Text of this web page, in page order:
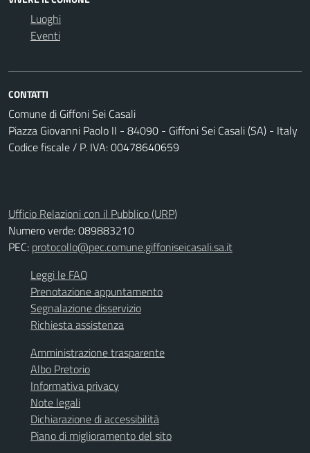
Luoghi
Eventi
CONTATTI
Comune di Giffoni Sei Casali
Piazza Giovanni Paolo II - 84090 - Giffoni Sei Casali (SA) - Italy
Codice fiscale / P. IVA: 00478640659
Ufficio Relazioni con il Pubblico (URP)
Numero verde: 089883210
PEC: protocollo@pec.comune.giffoniseicasali.sa.it
Leggi le FAQ
Prenotazione appuntamento
Segnalazione disservizio
Richiesta assistenza
Amministrazione trasparente
Albo Pretorio
Informativa privacy
Note legali
Dichiarazione di accessibilità
Piano di miglioramento del sito